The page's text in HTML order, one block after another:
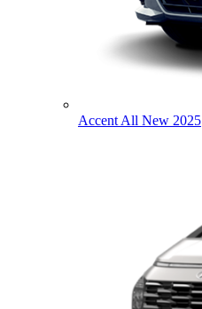
Accent All New 2025